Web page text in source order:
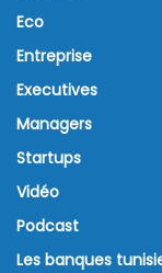
Eco
Entreprise
Executives
Managers
Startups
Vidéo
Podcast
Les banques